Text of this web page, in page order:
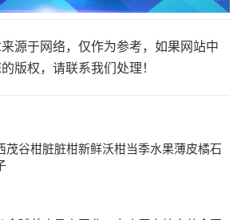
源于网络，仅作为参考，如果网站中
版权，请联系我们处理！
茂谷柑脏脏柑新鲜沃柑当季水果薄皮橘石